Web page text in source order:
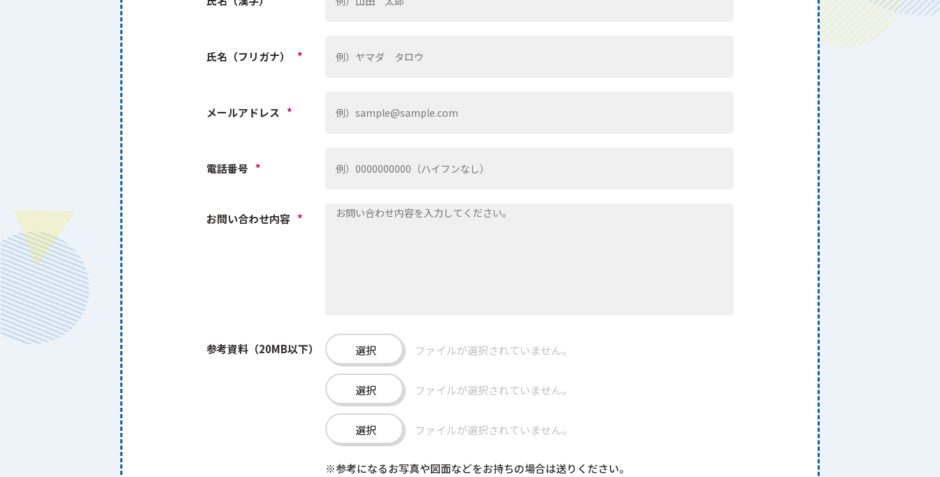
氏名（フリガナ） *
メールアドレス *
電話番号 *
お問い合わせ内容 *
参考資料（20MB以下） 選択 ファイルが選択されていません。
選択 ファイルが選択されていません。
選択 ファイルが選択されていません。
※参考になるお写真や図面などをお持ちの場合は送りください。